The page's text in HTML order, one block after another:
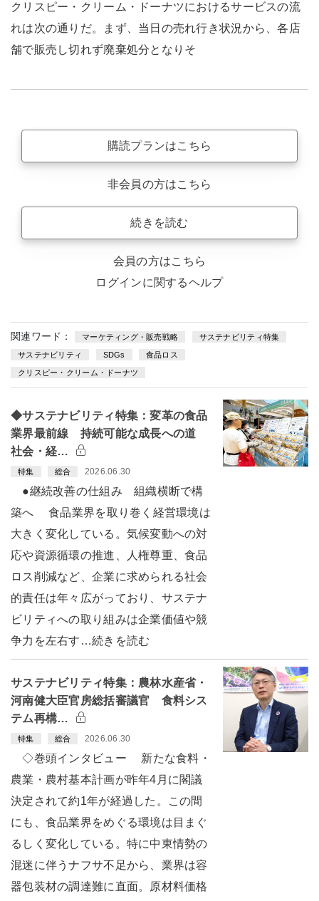
クリスピー・クリーム・ドーナツにおけるサービスの流
れは次の通りだ。まず、当日の売れ行き状況から、各店
舗で販売し切れず廃棄処分となりそ
購読プランはこちら
非会員の方はこちら
続きを読む
会員の方はこちら
ログインに関するヘルプ
関連ワード： マーケティング・販売戦略 サステナビリティ特集
サステナビリティ SDGs 食品ロス
クリスピー・クリーム・ドーナツ
◆サステナビリティ特集：変革の食品
業界最前線 持続可能な成長への道
社会・経…
特集 総合 2026.06.30
●継続改善の仕組み 組織横断で構
築へ 食品業界を取り巻く経営環境は
大きく変化している。気候変動への対
応や資源循環の推進、人権尊重、食品
ロス削減など、企業に求められる社会
的責任は年々広がっており、サステナ
ビリティへの取り組みは企業価値や競
争力を左右す…続きを読む
サステナビリティ特集：農林水産省・
河南健大臣官房総括審議官 食料シス
テム再構…
特集 総合 2026.06.30
◇巻頭インタビュー 新たな食料・
農業・農村基本計画が昨年4月に閣議
決定されて約1年が経過した。この間
にも、食品業界をめぐる環境は目まぐ
るしく変化している。特に中東情勢の
混迷に伴うナフサ不足から、業界は容
器包装材の調達難に直面。原材料価格